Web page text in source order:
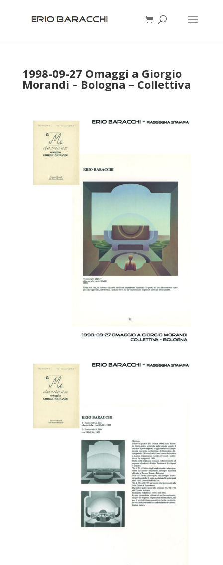
1998-09-27 Omaggi a Giorgio
Morandi – Bologna – Collettiva